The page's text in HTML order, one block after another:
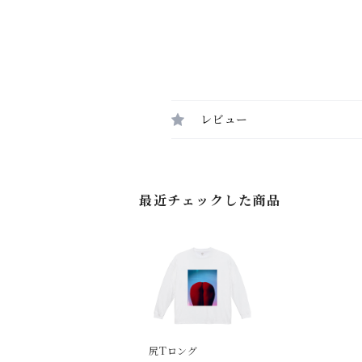
レビュー
最近チェックした商品
尻Tロング